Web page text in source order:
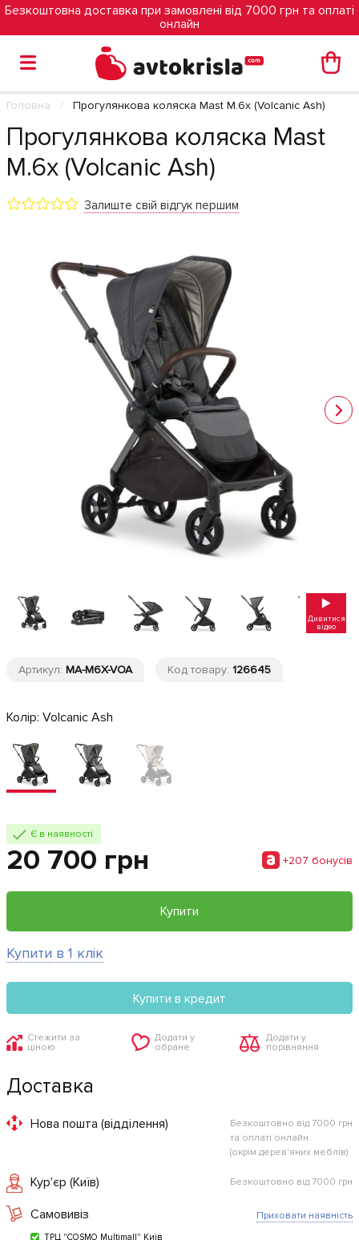
Безкоштовна доставка при замовлені від 7000 грн та оплаті
онлайн
Головна Прогулянкова коляска Mast M.6x (Volcanic Ash)
Прогулянкова коляска Mast
M.6x (Volcanic Ash)
Залиште свій відгук першим
Дивитися
відео
Артикул: MA-M6X-VOA Код товару: 126645
Колір: Volcanic Ash
Є в наявності
20 700 грн +207 бонусiв
Купити
Купити в 1 клік
Купити в кредит
Стежити за
ціною
Додати у
обране
Додати у
порівняння
Доставка
Нова пошта (відділення)
Безкоштовно від 7000 грн
та оплаті онлайн
(окрім дерев'яних меблів)
Кур'єр (Київ) Безкоштовно від 7000 грн
Самовивіз
ТРЦ "COSMO Multimall" Київ
Приховати наявність